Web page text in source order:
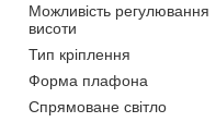
Можливість регулювання
висоти
Тип кріплення
Форма плафона
Спрямоване світло